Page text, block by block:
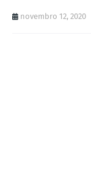
novembro 12, 2020